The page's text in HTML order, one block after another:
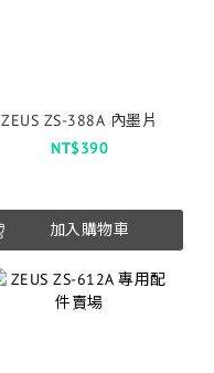
ZEUS ZS-388A 內墨片
NT$390
加入購物車